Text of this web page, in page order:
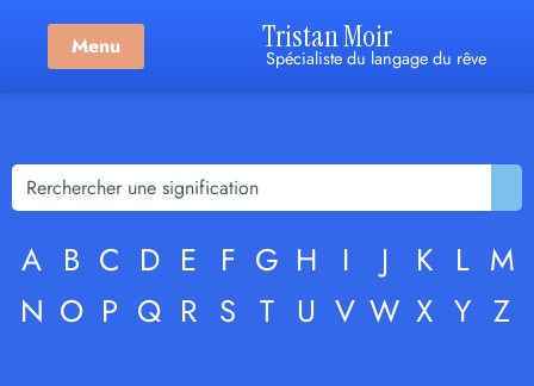
Menu Tristan Moir
Spécialiste du langage du rêve
A B C D E F G H I J K L M
N O P Q R S T U V W X Y Z